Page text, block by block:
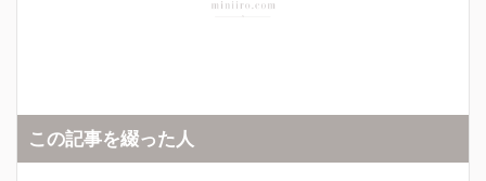
この記事を綴った人